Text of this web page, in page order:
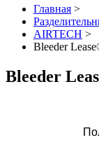
Главная >
AIRTECH >
Bleeder
Bleeder